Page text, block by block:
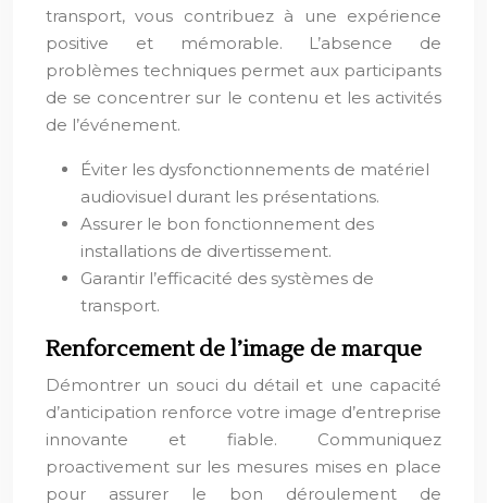
transport, vous contribuez à une expérience
positive et mémorable. L’absence de
problèmes techniques permet aux participants
de se concentrer sur le contenu et les activités
de l’événement.
Éviter les dysfonctionnements de matériel
audiovisuel durant les présentations.
Assurer le bon fonctionnement des
installations de divertissement.
Garantir l’efficacité des systèmes de
transport.
Renforcement de l’image de marque
Démontrer un souci du détail et une capacité
d’anticipation renforce votre image d’entreprise
innovante et fiable. Communiquez
proactivement sur les mesures mises en place
pour assurer le bon déroulement de